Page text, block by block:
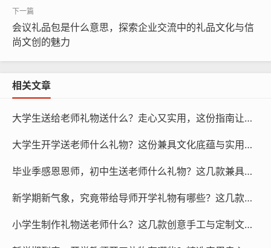
会议礼品包是什么意思，探索企业交流中的礼品文化与信
尚文创的魅力
相关文章
大学生送给老师礼物送什么？走心又实用，这份指南让感恩不踩雷
大学生开学送老师什么礼物？这份兼具文化底蕴与实用价值的尊师重道指南请查收！
毕业季感恩恩师，初中生送老师什么礼物？这几款兼具文化底蕴与实用性的文创推荐给你
新学期新气象，究竟带给导师开学礼物有哪些？这几款高颜值实用文创好物不容错过！
小学生制作礼物送老师什么？这几款创意手工与定制文创，让感恩之心完美表达！